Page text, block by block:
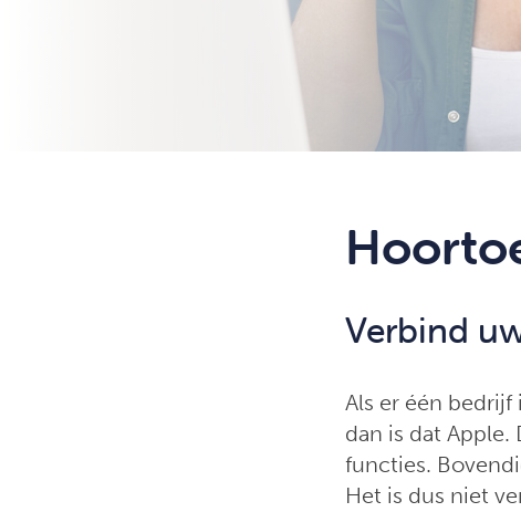
Verbind
Als er één
dan is dat Apple.
functies.
Het is dus niet